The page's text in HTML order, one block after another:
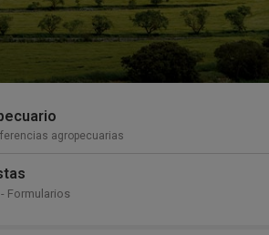
agropecuarias
Formularios